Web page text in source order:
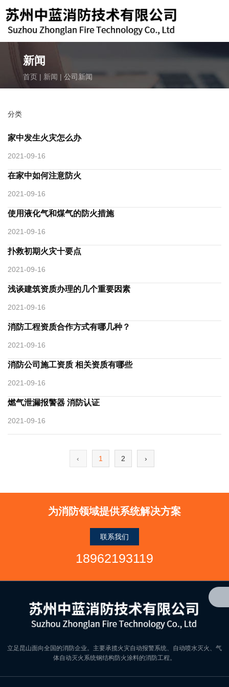
致电我们
邮箱
新闻
首页 新闻 公司新闻
分类
家中发生火灾怎么办
2021-09-16
在家中如何注意防火
2021-09-16
使用液化气和煤气的防火措施
2021-09-16
扑救初期火灾十要点
2021-09-16
浅谈建筑资质办理的几个重要因素
2021-09-16
消防工程资质合作方式有哪几种？
2021-09-16
消防公司施工资质 相关资质有哪些
2021-09-16
燃气泄漏报警器 消防认证
2021-09-16
‹ 1 2 ›
为消防领域提供系统解决方案
联系我们
18962193119
立足昆山面向全国的消防企业。主要承揽火灾自动报警系统、自动喷水灭火、气
体自动灭火系统钢结构防火涂料的消防工程。